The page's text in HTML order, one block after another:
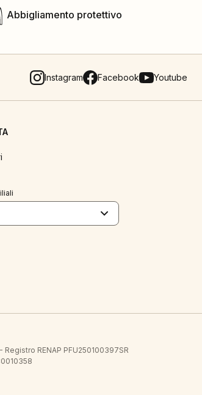
Abbigliamento protettivo
Instagram Facebook Youtube
RENAP PFU250100397SR